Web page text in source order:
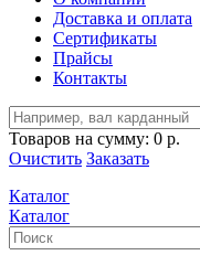
Доставка и оплата
Сертификаты
Прайсы
Контакты
Товаров на сумму: 0 р.
Очистить Заказать
Каталог
Каталог